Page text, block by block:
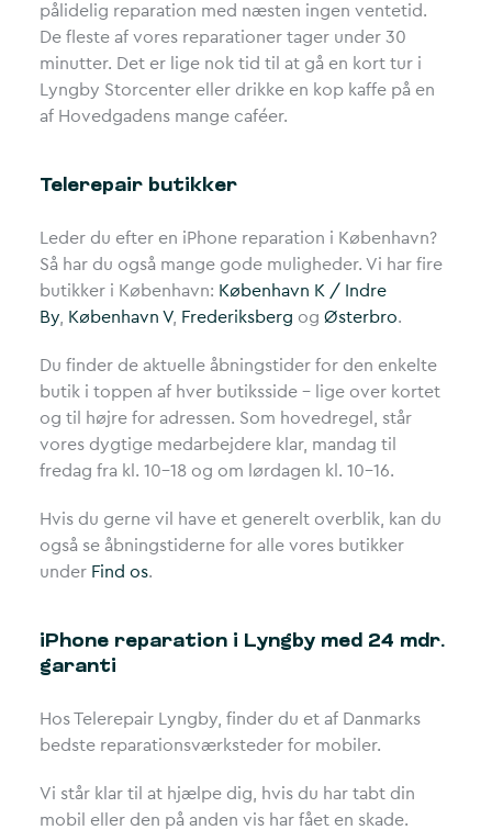
pålidelig reparation med næsten ingen ventetid.
De fleste af vores reparationer tager under 30
minutter. Det er lige nok tid til at gå en kort tur i
Lyngby Storcenter eller drikke en kop kaffe på en
af Hovedgadens mange caféer.
Telerepair butikker
Leder du efter en iPhone reparation i København?
Så har du også mange gode muligheder. Vi har fire
butikker i København: København K / Indre
By
København V, Frederiksberg og Østerbro.
Du finder de aktuelle åbningstider for den enkelte
butik i toppen af hver butiksside – lige over kortet
og til højre for adressen. Som hovedregel, står
vores dygtige medarbejdere klar, mandag til
fredag fra kl. 10-18 og om lørdagen kl. 10-16.
Hvis du gerne vil have et generelt overblik, kan du
også se åbningstiderne for alle vores butikker
under Find os.
iPhone reparation i Lyngby med 24 mdr.
garanti
Hos Telerepair Lyngby, finder du et af Danmarks
bedste reparationsværksteder for mobiler.
Vi står klar til at hjælpe dig, hvis du har tabt din
mobil eller den på anden vis har fået en skade.